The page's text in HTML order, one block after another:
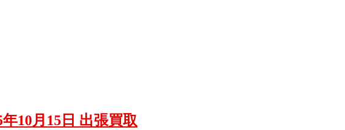
10月15日 出張買取